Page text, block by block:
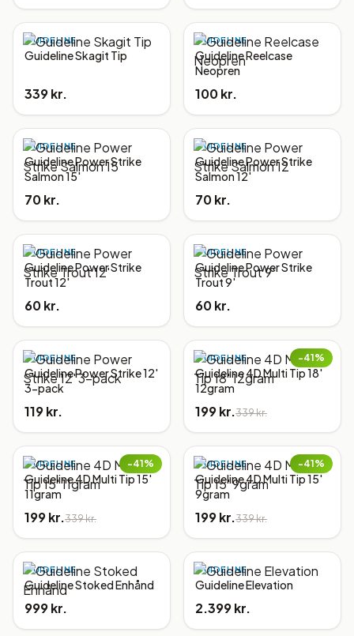
GUIDELINE
Guideline Skagit Tip
339 kr.
GUIDELINE
Guideline Reelcase
Neopren
100 kr.
GUIDELINE
Guideline Power Strike
Salmon 15'
70 kr.
GUIDELINE
Guideline Power Strike
Salmon 12'
70 kr.
GUIDELINE
Guideline Power Strike
Trout 12'
60 kr.
GUIDELINE
Guideline Power Strike
Trout 9'
60 kr.
GUIDELINE
Guideline Power Strike 12'
3-pack
119 kr.
−41%
GUIDELINE
Guideline 4D Multi Tip 18'
12gram
199 kr.339 kr.
−41%
GUIDELINE
Guideline 4D Multi Tip 15'
11gram
199 kr.339 kr.
−41%
GUIDELINE
Guideline 4D Multi Tip 15'
9gram
199 kr.339 kr.
GUIDELINE
Guideline Stoked Enhånd
999 kr.
GUIDELINE
Guideline Elevation
2.399 kr.